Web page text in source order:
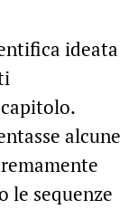
ideata
alcune
le sequenze